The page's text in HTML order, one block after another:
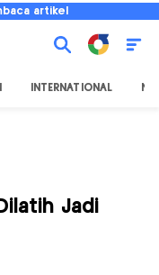
artikel
INTERNATIONAL
Jadi